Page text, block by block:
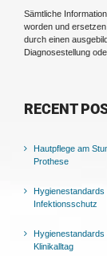
Sämtliche
worden und
durch einen
Diagnosestellung
RECENT
Hautpflege am
Prothese
Hygienestandards
Infektionsschutz
Hygienestandards
Klinikalltag